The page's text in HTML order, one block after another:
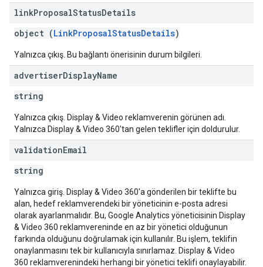
linkProposalStatusDetails
object (LinkProposalStatusDetails)
Yalnızca çıkış. Bu bağlantı önerisinin durum bilgileri.
advertiserDisplayName
string
Yalnızca çıkış. Display & Video reklamverenin görünen adı.
Yalnızca Display & Video 360'tan gelen teklifler için doldurulur.
validationEmail
string
Yalnızca giriş. Display & Video 360'a gönderilen bir teklifte bu
alan, hedef reklamverendeki bir yöneticinin e-posta adresi
olarak ayarlanmalıdır. Bu, Google Analytics yöneticisinin Display
& Video 360 reklamvereninde en az bir yönetici olduğunun
farkında olduğunu doğrulamak için kullanılır. Bu işlem, teklifin
onaylanmasını tek bir kullanıcıyla sınırlamaz. Display & Video
360 reklamverenindeki herhangi bir yönetici teklifi onaylayabilir.